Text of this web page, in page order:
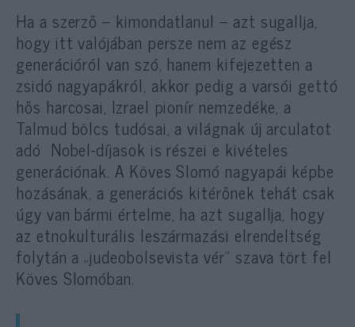
Ha a szerző – kimondatlanul – azt sugallja,
hogy itt valójában persze nem az egész
generációról van szó, hanem kifejezetten a
zsidó nagyapákról, akkor pedig a varsói gettó
hős harcosai, Izrael pionír nemzedéke, a
Talmud bölcs tudósai, a világnak új arculatot
adó Nobel-díjasok is részei e kivételes
generációnak. A Köves Slomó nagyapái képbe
hozásának, a generációs kitérőnek tehát csak
úgy van bármi értelme, ha azt sugallja, hogy
az etnokulturális leszármazási elrendeltség
folytán a „judeobolsevista vér” szava tört fel
Köves Slomóban.